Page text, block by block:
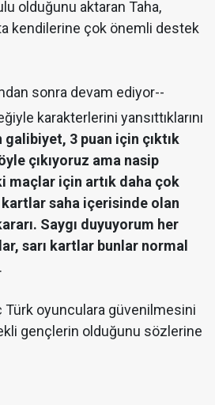
olduğunu aktaran Taha,
kendilerine çok önemli destek
sonra devam ediyor--
karakterlerini yansıttıklarını
galibiyet, 3 puan için çıktık
çıkıyoruz ama nasip
maçlar için artık daha çok
kartlar saha içerisinde olan
Saygı duyuyorum her
sarı kartlar bunlar normal
Türk oyunculara güvenilmesini
gençlerin olduğunu sözlerine